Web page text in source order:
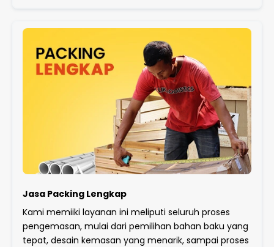
Jasa Packing Lengkap
Kami memiiki layanan ini meliputi seluruh proses
pengemasan, mulai dari pemilihan bahan baku yang
tepat, desain kemasan yang menarik, sampai proses